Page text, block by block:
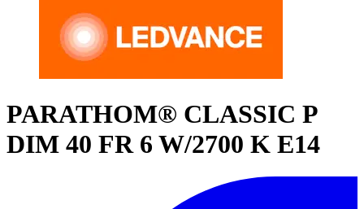
PARATHOM® CLASSIC P
DIM 40 FR 6 W/2700 K E14